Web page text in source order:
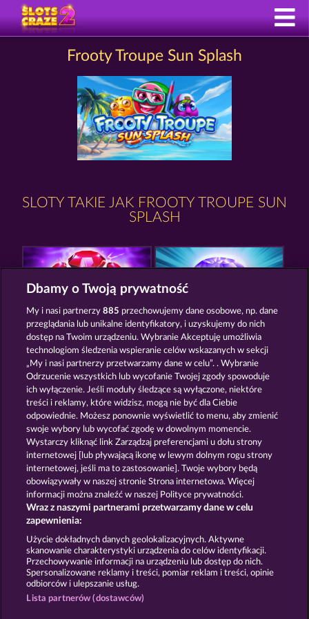
Frooty Troupe Sun Splash
SLOTY TAKIE JAK FROOTY TROUPE SUN
SPLASH
STICKY DIAMONDS MAAAX DIAMONDS
EXPLODIAC MAXI PLAY
Zasady i warunki Polityka prywatności
Nota prawna Firma FAQ Facebook
Prześlij wniosek o wypłatę
Dbamy o Twoją prywatność
My i nasi partnerzy885 przechowujemy dane osobowe, np. dane
przeglądania lub unikalne identyfikatory, i uzyskujemy do nich
dostęp na Twoim urządzeniu. Wybranie Akceptuję umożliwia
technologiom śledzenia wspieranie celów wskazanych w sekcji
„My i nasi partnerzy przetwarzamy dane w celu”. . Wybranie
Odrzucenie wszystkich lub wycofanie Twojej zgody spowoduje
ich wyłączenie. Jeśli moduły śledzące są wyłączone, niektóre
treści i reklamy, które widzisz, mogą nie być dla Ciebie
odpowiednie. Możesz ponownie wyświetlić to menu, aby zmienić
swoje wybory lub wycofać zgodę w dowolnym momencie.
Wystarczy kliknąć link Zarządzaj preferencjami u dołu strony
internetowej [lub pływającą ikonę w lewym dolnym rogu strony
internetowej, jeśli ma to zastosowanie]. Twoje wybory będą
obowiązywały w naszej stronie Strona internetowa. Więcej
informacji można znaleźć w naszej Polityce prywatności.
Wraz z naszymi partnerami przetwarzamy dane w celu
zapewnienia:
Użycie dokładnych danych geolokalizacyjnych. Aktywne
skanowanie charakterystyki urządzenia do celów identyfikacji.
Przechowywanie informacji na urządzeniu lub dostęp do nich.
Spersonalizowane reklamy i treści, pomiar reklam i treści, opinie
odbiorców i ulepszanie usług.
Lista partnerów (dostawców)